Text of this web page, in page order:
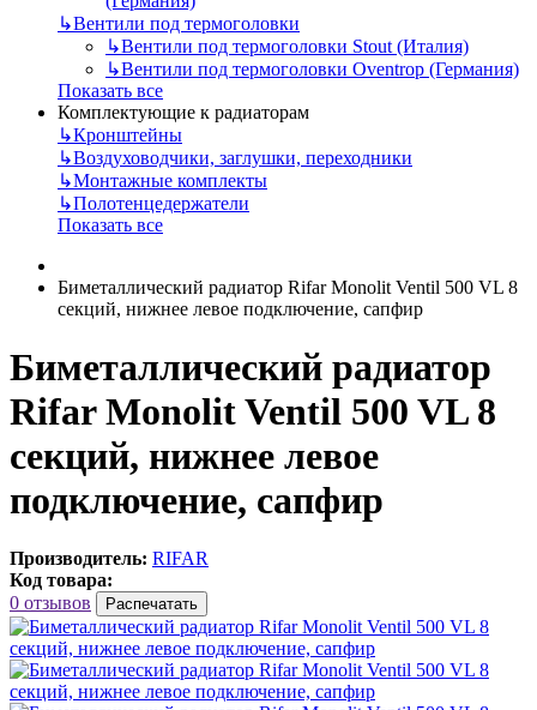
↳Вентили под термоголовки
↳Вентили под термоголовки Stout (Италия)
↳Вентили под термоголовки Oventrop (Германия)
Показать все
Комплектующие к радиаторам
↳Кронштейны
↳Воздуховодчики, заглушки, переходники
↳Монтажные комплекты
↳Полотенцедержатели
Показать все
Биметаллический радиатор Rifar Monolit Ventil 500 VL 8
секций, нижнее левое подключение, сапфир
Биметаллический радиатор
Rifar Monolit Ventil 500 VL 8
секций, нижнее левое
подключение, сапфир
Производитель: RIFAR
Код товара:
0 отзывов
Распечатать